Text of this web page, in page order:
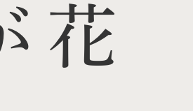
花